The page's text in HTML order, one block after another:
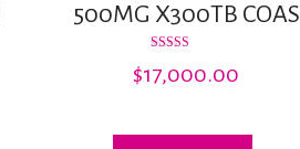
500MG X300TB COAS
con
3.33
$17,000.00